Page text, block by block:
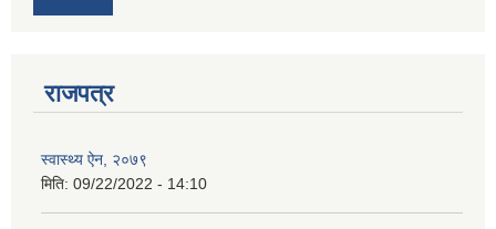
राजपत्र
स्वास्थ्य ऐन, २०७९
मिति: 09/22/2022 - 14:10